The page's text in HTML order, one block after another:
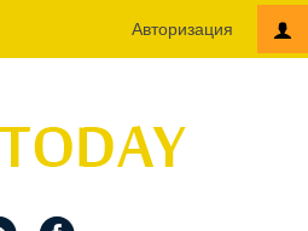
Авторизация